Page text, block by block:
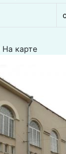
На карте